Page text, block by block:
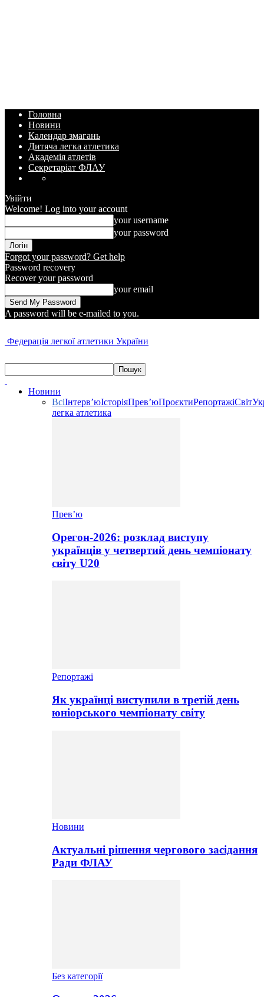
Головна
Новини
Календар змагань
Дитяча легка атлетика
Академія атлетів
Секретаріат ФЛАУ
Увійти
Welcome! Log into your account
your username
your password
Forgot your password? Get help
Password recovery
Recover your password
your email
A password will be e-mailed to you.
Федерація легкої атлетики України
Новини
ВсіІнтерв’юІсторіяПрев’юПроєктиРепортажіСвіт
легка атлетика
Прев’ю
Орегон-2026: розклад виступу
українців у четвертий день чемпіонату
світу U20
Репортажі
Як українці виступили в третій день
юніорського чемпіонату світу
Новини
Актуальні рішення чергового засідання
Ради ФЛАУ
Без категорії